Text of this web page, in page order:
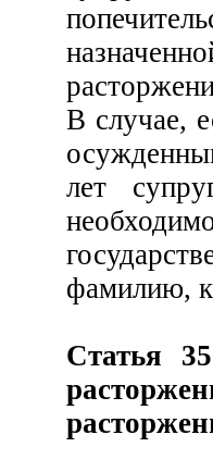
В случае,
лет
фамилию,
Статья